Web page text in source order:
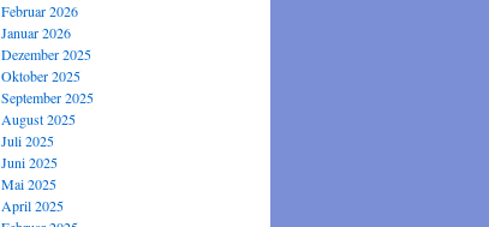
Februar 2026
Januar 2026
Dezember 2025
Oktober 2025
September 2025
August 2025
Juli 2025
Juni 2025
Mai 2025
April 2025